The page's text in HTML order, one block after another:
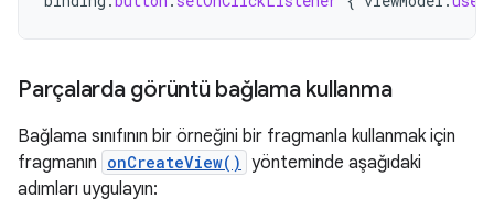
Parçalarda görüntü bağlama kullanma
Bağlama sınıfının bir örneğini bir fragmanla kullanmak için
fragmanın onCreateView() yönteminde aşağıdaki
adımları uygulayın: